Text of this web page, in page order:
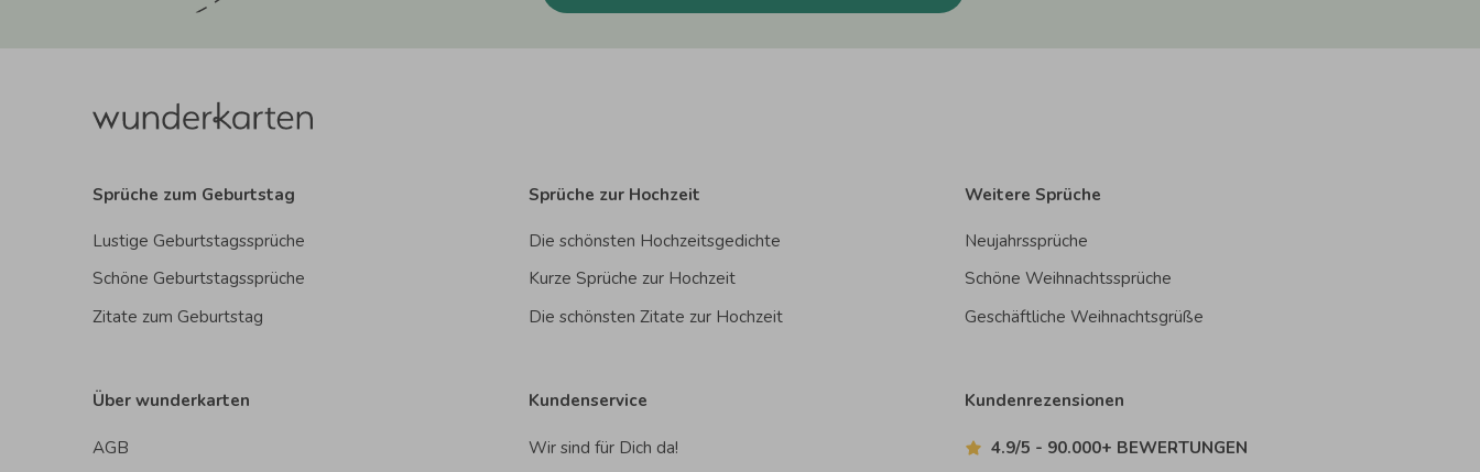
Sprüche zum Geburtstag
Lustige Geburtstagssprüche
Schöne Geburtstagssprüche
Zitate zum Geburtstag
Sprüche zur Hochzeit
Die schönsten Hochzeitsgedichte
Kurze Sprüche zur Hochzeit
Die schönsten Zitate zur Hochzeit
Weitere Sprüche
Neujahrssprüche
Schöne Weihnachtssprüche
Geschäftliche Weihnachtsgrüße
Über wunderkarten
AGB
Kundenservice
Wir sind für Dich da!
Kundenrezensionen
4.9/5 - 90.000+ BEWERTUNGEN